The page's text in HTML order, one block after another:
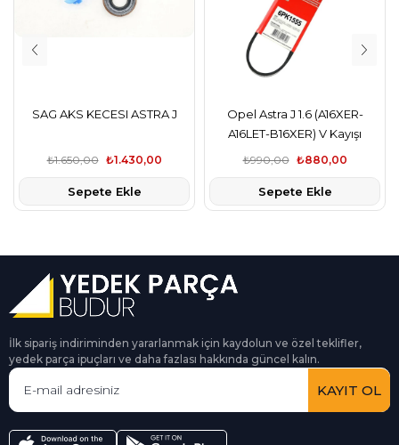
SAG AKS KECESI ASTRA J
₺1.430,00
₺1.650,00
Sepete Ekle
Opel Astra J 1.6 (A16XER-
A16LET-B16XER) V Kayışı
GATES₺880,00
₺990,00
Sepete Ekle
İlk sipariş indiriminden yararlanmak için kaydolun ve özel teklifler,
yedek parça ipuçları ve daha fazlası hakkında güncel kalın.
KAYIT OL